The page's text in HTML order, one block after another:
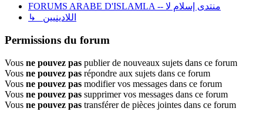
FORUMS ARABE D'ISLAMLA -- منتدى إسلام لا
↳ اللادينيين
Permissions du forum
Vous ne pouvez pas publier de nouveaux sujets dans ce forum
Vous ne pouvez pas répondre aux sujets dans ce forum
Vous ne pouvez pas modifier vos messages dans ce forum
Vous ne pouvez pas supprimer vos messages dans ce forum
Vous ne pouvez pas transférer de pièces jointes dans ce forum